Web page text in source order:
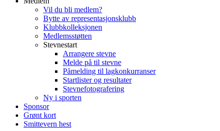
Vil du bli medlem?
Bytte av representasjonsklubb
Klubbkolleksjonen
Medlemsstøtten
Stevnestart
Arrangere stevne
Melde på til stevne
Påmelding til lagkonkurranser
Startlister og resultater
Stevnefotografering
Ny i sporten
Sponsor
Grønt kort
Smittevern hest